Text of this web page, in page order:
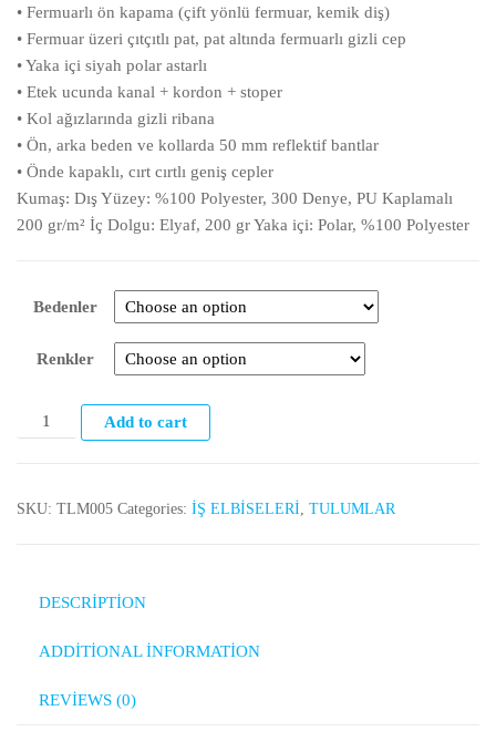
• Fermuarlı ön kapama (çift yönlü fermuar, kemik diş)
• Fermuar üzeri çıtçıtlı pat, pat altında fermuarlı gizli cep
• Yaka içi siyah polar astarlı
• Etek ucunda kanal + kordon + stoper
• Kol ağızlarında gizli ribana
• Ön, arka beden ve kollarda 50 mm reflektif bantlar
• Önde kapaklı, cırt cırtlı geniş cepler
Kumaş: Dış Yüzey: %100 Polyester, 300 Denye, PU Kaplamalı
200 gr/m² İç Dolgu: Elyaf, 200 gr Yaka içi: Polar, %100 Polyester
Bedenler
Renkler
Add to cart
SKU: TLM005 Categories: İŞ ELBİSELERİ, TULUMLAR
DESCRIPTION
ADDITIONAL INFORMATION
REVIEWS (0)